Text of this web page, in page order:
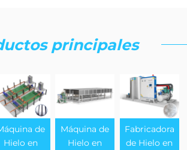
principales
de
Hielo en
Máquina de
Hielo en
Fabricadora
de Hielo en